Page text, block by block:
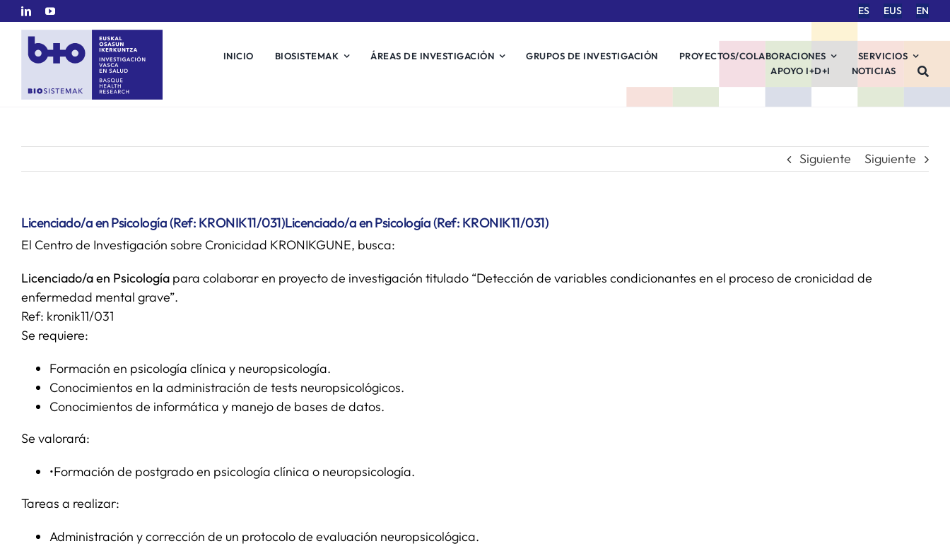
Saltar
contenido
ES EUS EN
INICIO BIOSISTEMAK ÁREAS DE INVESTIGACIÓN GRUPOS DE INVESTIGACIÓN PROYECTOS/COLABORACIONES
SERVICIOS
APOYO I+D+I
NOTICIAS
Siguiente Siguiente
Licenciado/a en Psicología (Ref: KRONIK11/031)Licenciado/a en Psicología (Ref: KRONIK11/031)
El Centro de Investigación sobre Cronicidad KRONIKGUNE, busca:
Licenciado/a en Psicología para colaborar en proyecto de investigación titulado “Detección de variables condicionantes en el proceso de cronicidad de
enfermedad mental grave”.
Ref: kronik11/031
Se requiere:
Formación en psicología clínica y neuropsicología.
Conocimientos en la administración de tests neuropsicológicos.
Conocimientos de informática y manejo de bases de datos.
Se valorará:
•Formación de postgrado en psicología clínica o neuropsicología.
Tareas a realizar:
Administración y corrección de un protocolo de evaluación neuropsicológica.